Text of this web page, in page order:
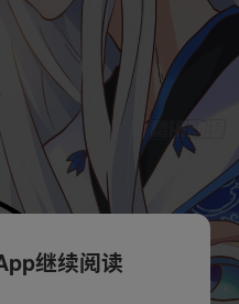
继续阅读